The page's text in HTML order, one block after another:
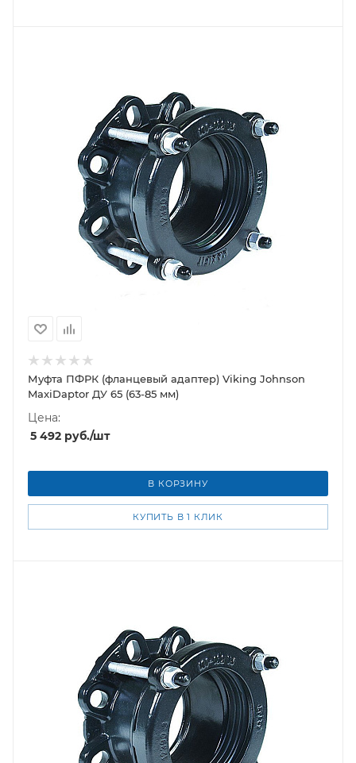
Муфта ПФРК (фланцевый адаптер) Viking Johnson
MaxiDaptor ДУ 65 (63-85 мм)
Цена:
5 492 руб./шт
В КОРЗИНУ
КУПИТЬ В 1 КЛИК